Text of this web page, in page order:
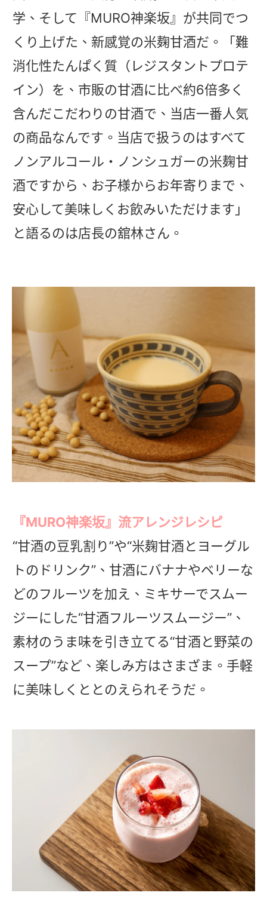
学、そして『MURO神楽坂』が共同でつ
くり上げた、新感覚の米麹甘酒だ。「難
消化性たんぱく質（レジスタントプロテ
イン）を、市販の甘酒に比べ約6倍多く
含んだこだわりの甘酒で、当店一番人気
の商品なんです。当店で扱うのはすべて
ノンアルコール・ノンシュガーの米麹甘
酒ですから、お子様からお年寄りまで、
安心して美味しくお飲みいただけます」
と語るのは店長の舘林さん。
『MURO神楽坂』流アレンジレシピ
“甘酒の豆乳割り”や“米麹甘酒とヨーグル
トのドリンク”、甘酒にバナナやベリーな
どのフルーツを加え、ミキサーでスムー
ジーにした“甘酒フルーツスムージー”、
素材のうま味を引き立てる“甘酒と野菜の
スープ”など、楽しみ方はさまざま。手軽
に美味しくととのえられそうだ。